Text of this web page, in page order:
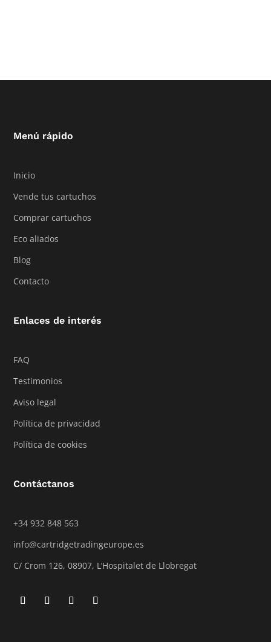
Menú rápido
Inicio
Vende tus cartuchos
Comprar cartuchos
Eco aliados
Blog
Contacto
Enlaces de interés
FAQ
Testimonios
Aviso legal
Política de privacidad
Política de cookies
Contáctanos
+34 932 848 563
info@cartridgetradingeurope.es
C/ Crom 126, 08907, L’Hospitalet de Llobregat